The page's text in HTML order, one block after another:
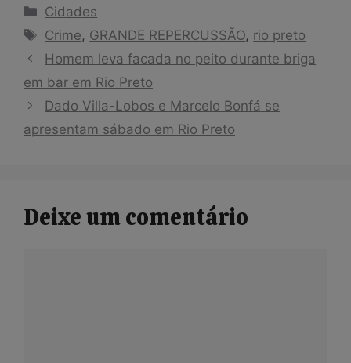
Categorias
Cidades
Tags
Crime, GRANDE REPERCUSSÃO, rio preto
Homem leva facada no peito durante briga
em bar em Rio Preto
Dado Villa-Lobos e Marcelo Bonfá se
apresentam sábado em Rio Preto
Deixe um comentário